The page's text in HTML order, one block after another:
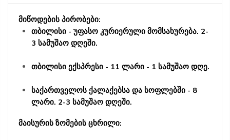
მიწოდების პირობები:
თბილისი - უფასო კურიერული მომსახურება. 2-
3 სამუშაო დღეში.
თბილისი ექსპრესი - 11 ლარი - 1 სამუშაო დღე.
საქართველოს ქალაქებსა და სოფლებში - 8
ლარი. 2-3 სამუშაო დღეში.
მაისურის ზომების ცხრილი: